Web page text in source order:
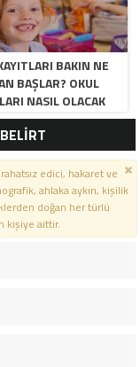
BAKIN NE
BAŞLAR? OKUL
NASIL OLACAK
edici, hakaret ve
ahlaka aykırı, kişilik
doğan her türlü
kişiye aittir.